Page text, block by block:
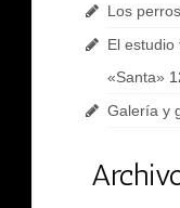
Los
El estudio
«Santa»
Galería y